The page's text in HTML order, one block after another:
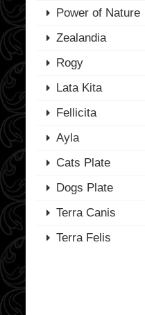
Power of Nature
Zealandia
Rogy
Lata Kita
Fellicita
Ayla
Cats Plate
Dogs Plate
Terra Canis
Terra Felis